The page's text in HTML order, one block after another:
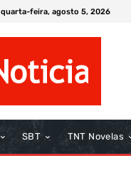
quarta-feira, agosto 5, 2026
SBT TNT Novelas